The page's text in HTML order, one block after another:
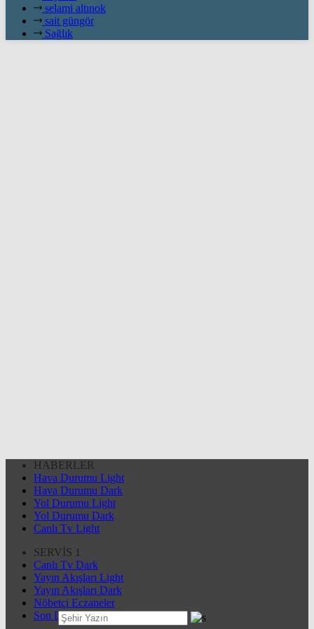
selami altınok
sait güngör
Sağlık
HABERLER
Hava Durumu Light
Hava Durumu Dark
Yol Durumu Light
Yol Durumu Dark
Canlı Tv Light
SERVİS 1
Canlı Tv Dark
Yayın Akışları Light
Yayın Akışları Dark
Nöbetçi Eczaneler
Son Dakika